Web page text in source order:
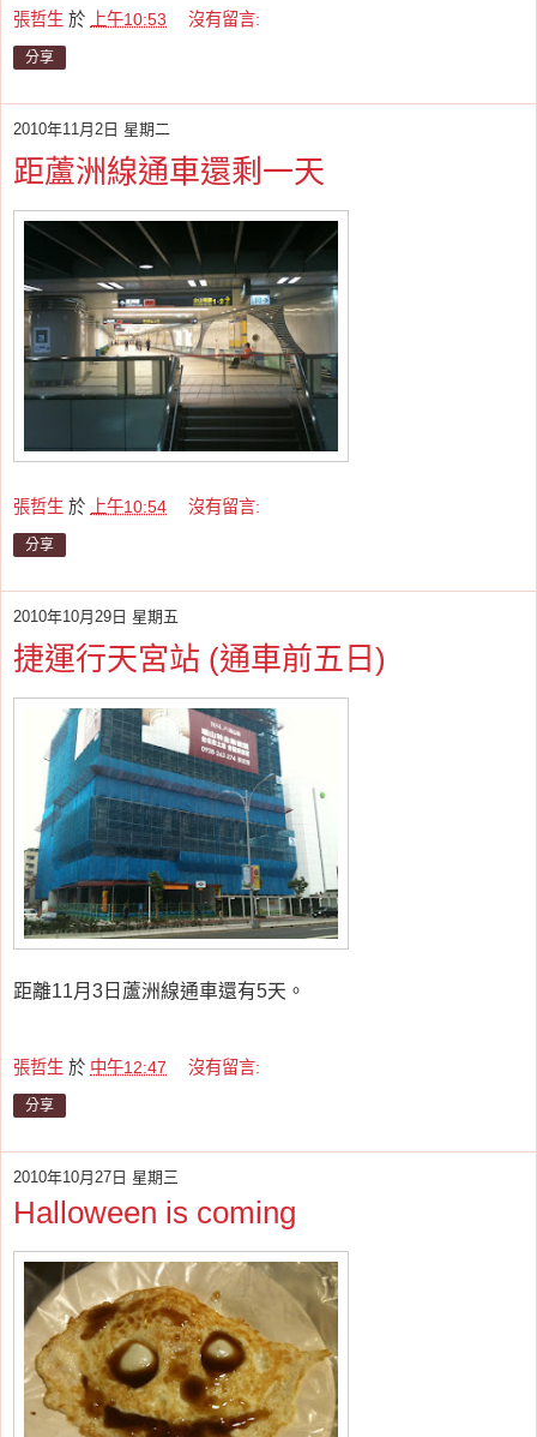
張哲生 於 上午10:53 沒有留言:
分享
2010年11月2日 星期二
距蘆洲線通車還剩一天
張哲生 於 上午10:54 沒有留言:
分享
2010年10月29日 星期五
捷運行天宮站 (通車前五日)
距離11月3日蘆洲線通車還有5天。
張哲生 於 中午12:47 沒有留言:
分享
2010年10月27日 星期三
Halloween is coming